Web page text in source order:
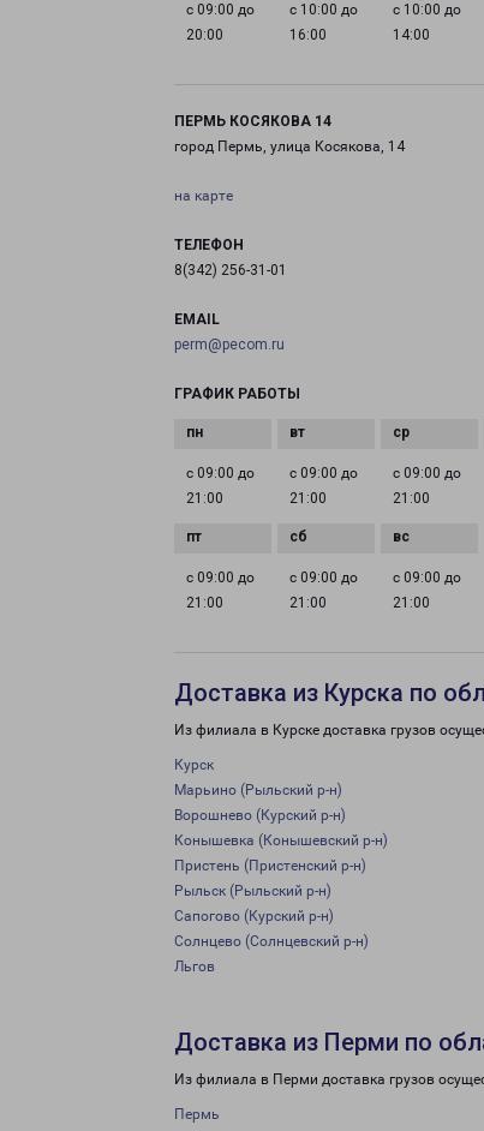
с 09:00 до
20:00
с 10:00 до
16:00
с 10:00 до
14:00
ПЕРМЬ КОСЯКОВА 14
город Пермь, улица Косякова, 14
на карте
ТЕЛЕФОН
8(342) 256-31-01
EMAIL
perm@pecom.ru
ГРАФИК РАБОТЫ
с 09:00 до
21:00
с 09:00 до
21:00
с 09:00 до
21:00
с 09:00 до
21:00
с 09:00 до
21:00
с 09:00 до
21:00
Доставка из Курска по
Из филиала в Курске доставка грузов
Курск
Марьино (Рыльский р-н)
Ворошнево (Курский р-н)
Конышевка (Конышевский р-н)
Пристень (Пристенский р-н)
Рыльск (Рыльский р-н)
Сапогово (Курский р-н)
Солнцево (Солнцевский р-н)
Льгов
Доставка из Перми по
Из филиала в Перми доставка грузов
Пермь